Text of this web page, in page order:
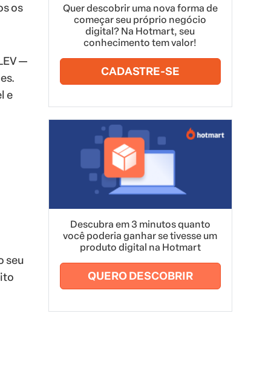
os
—
e
seu
Quer descobrir uma nova forma de
começar seu próprio negócio
digital? Na Hotmart, seu
conhecimento tem valor!
CADASTRE-SE
Descubra em 3 minutos quanto
você poderia ganhar se tivesse um
produto digital na Hotmart
QUERO DESCOBRIR